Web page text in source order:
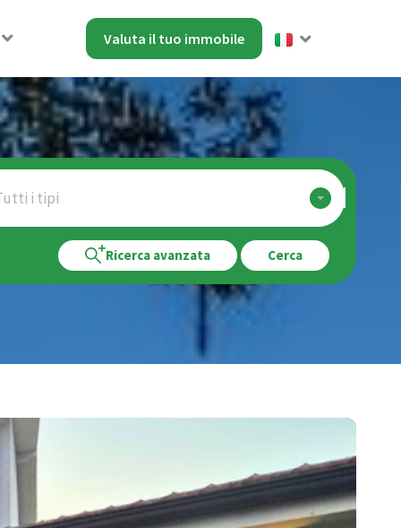
Valuta il tuo immobile
i tipi
Ricerca avanzata Cerca